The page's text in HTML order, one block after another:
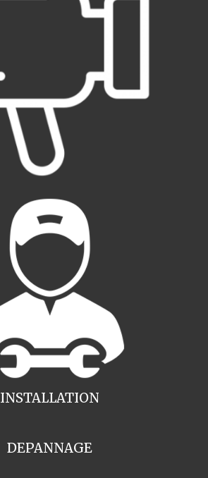
INSTALLATION
DEPANNAGE